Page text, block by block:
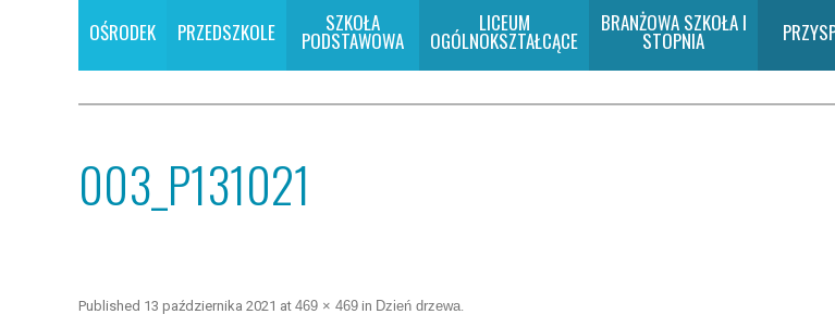
OŚRODEK PRZEDSZKOLE SZKOŁA
PODSTAWOWA
LICEUM
OGÓLNOKSZTAŁCĄCE
BRANŻOWA SZKOŁA I
STOPNIA
003_P131021
Published 13 października 2021 at 469 × 469 in Dzień drzewa.